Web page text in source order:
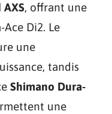
AXS, offrant une
Di2. Le
une
tandis
Shimano Dura-
une